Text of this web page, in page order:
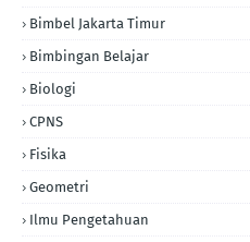
Bimbel Jakarta Timur
Bimbingan Belajar
Biologi
CPNS
Fisika
Geometri
Ilmu Pengetahuan